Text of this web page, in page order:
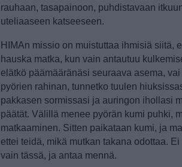
rauhaan, tasapainoon, puhdistavaan
uteliaaseen katseeseen.
HIMAn missio on muistuttaa ihmisiä siitä,
hauska matka, kun vain antautuu
elätkö päämääränäsi seuraava asema,
pyörien rahinan, tunnetko tuulen
pakkasen sormissasi ja auringon ihollasi
päätät. Välillä menee pyörän kumi puhki,
matkaaminen. Sitten paikataan kumi, ja
ettei teidä, mikä mutkan takana odottaa.
vain tässä, ja antaa mennä.